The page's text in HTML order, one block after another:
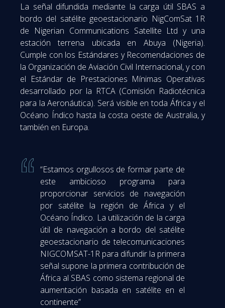
La señal difundida mediante la carga útil SBAS a
bordo del satélite geoestacionario NigComSat 1R
de Nigerian Communications Satellite Ltd y una
estación terrena ubicada en Abuya (Nigeria).
Cumple con los Estándares y Recomendaciones de
la Organización de Aviación Civil Internacional, y con
el Estándar de Prestaciones Mínimas Operativas
desarrollado por la RTCA (Comisión Radiotécnica
para la Aeronáutica). Será visible en toda África y el
Océano Índico hasta la costa oeste de Australia, y
también en Europa.
“Estamos orgullosos de formar parte de
este ambicioso programa para
proporcionar servicios de navegación
por satélite la región de África y el
Océano Índico. La utilización de la carga
útil de navegación a bordo del satélite
geoestacionario de telecomunicaciones
NIGCOMSAT-1R para difundir la primera
señal supone la primera contribución de
África al SBAS como sistema regional de
aumentación basada en satélite en el
continente”